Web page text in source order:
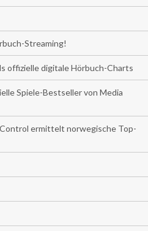
Streaming!
offizielle digitale Hörbuch-Charts
Spiele-Bestseller von Media
ermittelt norwegische Top-